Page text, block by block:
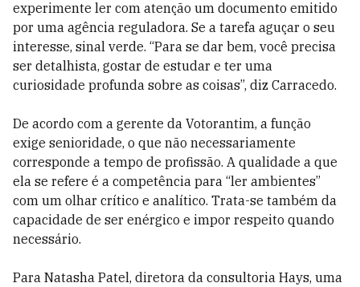
experimente ler com atenção um documento emitido
por uma agência reguladora. Se a tarefa aguçar o seu
interesse, sinal verde. “Para se dar bem, você precisa
ser detalhista, gostar de estudar e ter uma
curiosidade profunda sobre as coisas”, diz Carracedo.
De acordo com a gerente da Votorantim, a função
exige senioridade, o que não necessariamente
corresponde a tempo de profissão. A qualidade a que
ela se refere é a competência para “ler ambientes”
com um olhar crítico e analítico. Trata-se também da
capacidade de ser enérgico e impor respeito quando
necessário.
Para Natasha Patel, diretora da consultoria Hays, uma